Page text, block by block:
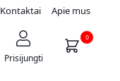
Kontaktai Apie mus
Prisijungti
0